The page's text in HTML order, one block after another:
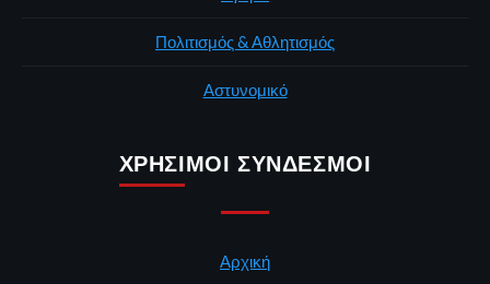
Πολιτισμός & Αθλητισμός
Αστυνομικό
ΧΡΉΣΙΜΟΙ ΣΎΝΔΕΣΜΟΙ
Αρχική